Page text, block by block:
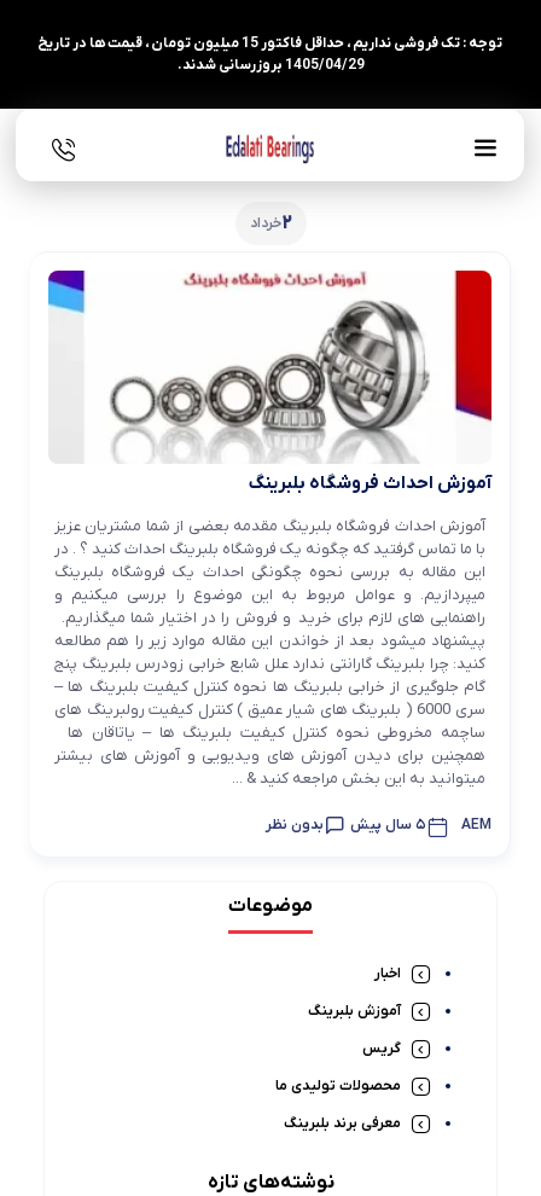
توجه : تک فروشی نداریم ، حداقل فاکتور 15 میلیون تومان ، قیمت ها در تاریخ
1405/04/29 بروزرسانی شدند.
2خرداد
آموزش احداث فروشگاه بلبرینگ
آموزش احداث فروشگاه بلبرینگ مقدمه بعضی از شما مشتریان عزیز
با ما تماس گرفتید که چگونه یک فروشگاه بلبرینگ احداث کنید ؟ . در
این مقاله به بررسی نحوه چگونگی احداث یک فروشگاه بلبرینگ
میپردازیم. و عوامل مربوط به این موضوع را بررسی میکنیم و
راهنمایی های لازم برای خرید و فروش را در اختیار شما میگذاریم.
پیشنهاد میشود بعد از خواندن این مقاله موارد زیر را هم مطالعه
کنید: چرا بلبرینگ گارانتی ندارد علل شایع خرابی زودرس بلبرینگ پنج
گام جلوگیری از خرابی بلبرینگ ها نحوه کنترل کیفیت بلبرینگ ها –
سری 6000 ( بلبرینگ های شیار عمیق ) کنترل کیفیت رولبرینگ های
ساچمه مخروطی نحوه کنترل کیفیت بلبرینگ ها – یاتاقان ها
همچنین برای دیدن آموزش های ویدیویی و آموزش های بیشتر
میتوانید به این بخش مراجعه کنید & ...
AEM 5 سال پیش بدون نظر
موضوعات
اخبار
آموزش بلبرینگ
گریس
محصولات تولیدی ما
معرفی برند بلبرینگ
نوشته‌های تازه